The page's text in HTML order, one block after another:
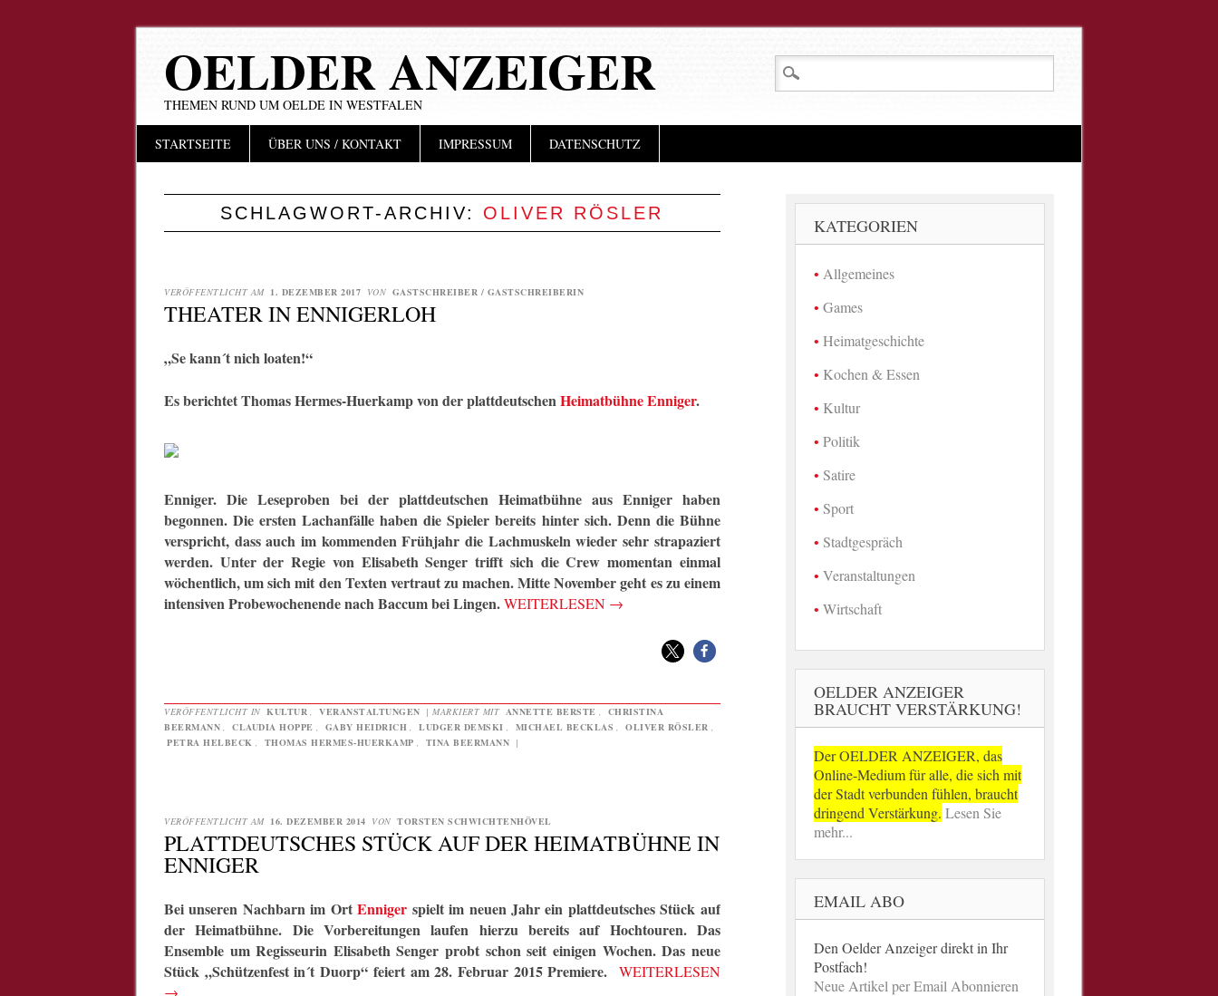
OELDER ANZEIGER
THEMEN RUND UM OELDE IN WESTFALEN
Hauptmenü
InhaltSTARTSEITE ÜBER UNS / KONTAKT IMPRESSUM DATENSCHUTZ
SCHLAGWORT-ARCHIV: OLIVER RÖSLER
VERÖFFENTLICHT AM 1. DEZEMBER 2017 VON GASTSCHREIBER / GASTSCHREIBERIN
THEATER IN ENNIGERLOH
„Se kann´t nich loaten!“
Es berichtet Thomas Hermes-Huerkamp von der plattdeutschenHeimatbühne Enniger.
Enniger. Die Leseproben bei der plattdeutschen Heimatbühne aus Enniger haben
begonnen. Die ersten Lachanfälle haben die Spieler bereits hinter sich. Denn die Bühne
verspricht, dass auch im kommenden Frühjahr die Lachmuskeln wieder sehr strapaziert
werden. Unter der Regie von Elisabeth Senger trifft sich die Crew momentan einmal
wöchentlich, um sich mit den Texten vertraut zu machen. Mitte November geht es zu einem
intensiven Probewochenende nach Baccum bei Lingen.WEITERLESEN →
VERÖFFENTLICHT IN KULTUR VERANSTALTUNGEN | MARKIERT MIT ANNETTE BERSTE
CHRISTINA
BEERMANN
CLAUDIA HOPPE GABY HEIDRICH LUDGER DEMSKI MICHAEL BECKLAS OLIVER RÖSLER
PETRA HELBECK
THOMAS HERMES-HUERKAMP TINA BEERMANN |
VERÖFFENTLICHT AM 16. DEZEMBER 2014 VON TORSTEN SCHWICHTENHÖVEL
PLATTDEUTSCHES STÜCK AUF DER HEIMATBÜHNE IN
ENNIGER
Bei unseren Nachbarn im OrtEnniger spielt im neuen Jahr ein plattdeutsches Stück auf
der Heimatbühne. Die Vorbereitungen laufen hierzu bereits auf Hochtouren. Das
Ensemble um Regisseurin Elisabeth Senger probt schon seit einigen Wochen. Das neue
Stück „Schützenfest in´t Duorp“ feiert am 28. Februar 2015 Premiere. WEITERLESEN
→
KATEGORIEN
Allgemeines
Games
Heimatgeschichte
Kochen & Essen
Kultur
Politik
Satire
Sport
Stadtgespräch
Veranstaltungen
Wirtschaft
OELDER ANZEIGER
BRAUCHT VERSTÄRKUNG!
Der OELDER ANZEIGER, das
Online-Medium für alle, die sich mit
der Stadt verbunden fühlen, braucht
dringend Verstärkung. Lesen Sie
mehr...
EMAIL ABO
Den Oelder Anzeiger direkt in Ihr
Postfach!
Neue Artikel per Email Abonnieren